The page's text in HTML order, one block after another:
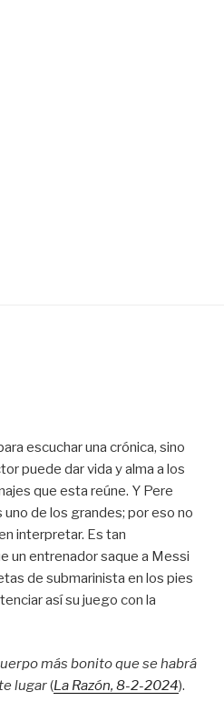
escuchar una crónica, sino
puede dar vida y alma a los
que esta reúne. Y Pere
de los grandes; por eso no
interpretar. Es tan
un entrenador saque a Messi
de submarinista en los pies
así su juego con la
más bonito que se habrá
lugar(La Razón, 8-2-2024).